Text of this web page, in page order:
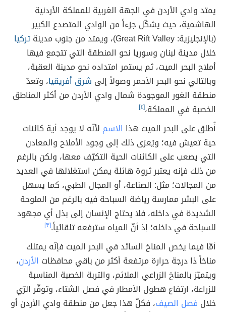
يمتد وادي الأردن في الجهة الغربية للمملكة الأردنية
الهاشمية، حيث يشكّل جزءاً من الوادي المتصدع الكبير
(بالإنجليزية: Great Rift Valley)، ويمتد من جنوب مدينة
تركيا
خلال مدينة لبنان وسوريا نحو المنطقة التي تتجمع فيها
أملاح البحر الميت، ثم يستمر امتداده نحو مدينة العقبة،
وبالتالي نحو البحر الأحمر وصولاً إلى شرق أفريقيا، وتعدّ
منطقة الغور الموجودة شمال وادي الأردن من أكثر المناطق
الخصبة في المملكة،[٤]
أُطلق على البحر الميت هذا الاسم لأنّه لا يوجد أية كائنات
حية تعيش فيه؛ ويُعزى ذلك إلى وجود الأملاح والمعادن
التي يصعب على الكائنات الحية التكيّف معها، ولكن بالرغم
من ذلك فإنه يعتبر ثروة هائلة يمكن استغلالها في العديد
من المجالات؛ مثل: الصناعة، أو المجال الطبي، كما يسهل
على البشر ممارسة رياضة السباحة فيه بالرغم من الملوحة
الشديدة في داخله، فلا يحتاج الإنسان إلى بذل أي مجهود
للسباحة في داخله؛ إذ أنّ المياه سترفعه تلقائياً.[٣]
أمّا فيما يخص المناخ السائد في البحر الميت فإنّه يمتلك
مناخاً ذا درجة حرارة مرتفعة أكثر من باقي محافظات الأردن،
ويتميّز بالمناخ الزراعي الملائم، والتربة الخصبة المناسبة
للزراعة، ارتفاع هطول الأمطار في فصل الشتاء، وتوفّر الرّي
خلال فصل الصيف، فكلّ هذا جعل من منطقة وادي الأردن أو